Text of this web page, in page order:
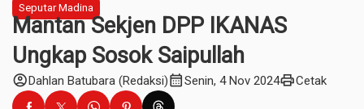
Seputar Madina
Mantan Sekjen DPP IKANAS
Ungkap Sosok Saipullah
account_circleDahlan Batubara (Redaksi)calendar_monthSenin, 4 Nov 2024printCetak